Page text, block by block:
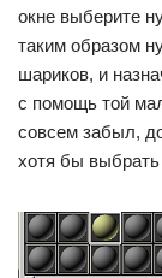
окне выберите
таким образом
шариков, и
с помощь той
совсем забыл,
хотя бы